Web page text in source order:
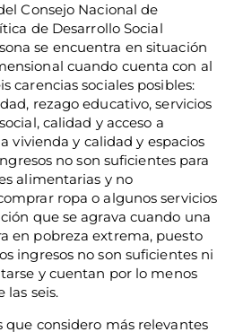
Consejo Nacional de
de Desarrollo Social
se encuentra en situación
cuando cuenta con al
carencias sociales posibles:
rezago educativo, servicios
calidad y acceso a
vivienda y calidad y espacios
no son suficientes para
alimentarias y no
ropa o algunos servicios
que se agrava cuando una
en pobreza extrema, puesto
ingresos no son suficientes ni
y cuentan por lo menos
las seis.
que considero más relevantes